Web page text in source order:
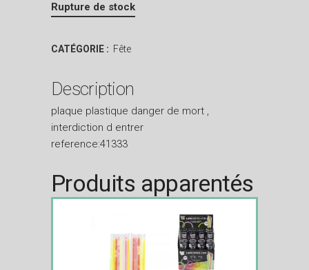
Rupture de stock
CATÉGORIE : Fête
Description
plaque plastique danger de mort ,
interdiction d entrer
reference:41333
Produits apparentés